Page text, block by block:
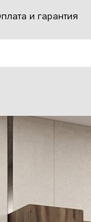
и гарантия